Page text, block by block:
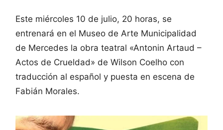
Este miércoles 10 de julio, 20 horas, se
entrenará en el Museo de Arte Municipalidad
de Mercedes la obra teatral «Antonin Artaud –
Actos de Crueldad» de Wilson Coelho con
traducción al español y puesta en escena de
Fabián Morales.